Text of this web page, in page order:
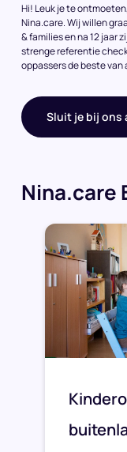
Hi! Leuk je te
Nina.care. Wij willen
& families en na 12 jaar
strenge referentie
oppassers de beste van
Sluit je bij ons
Nina.care